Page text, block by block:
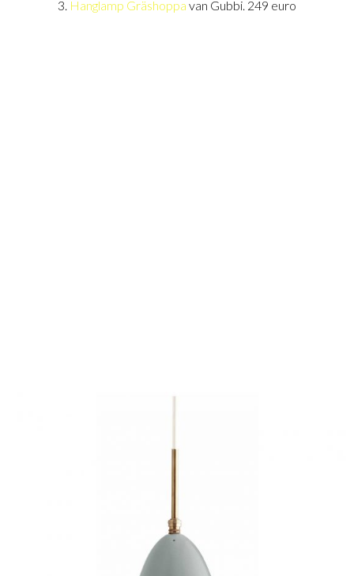
3. Hanglamp Gräshoppa van Gubbi. 249 euro